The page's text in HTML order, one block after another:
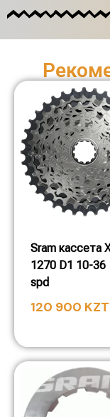
Sram кассета
1270 D1 10-
spd
120 900 KZT